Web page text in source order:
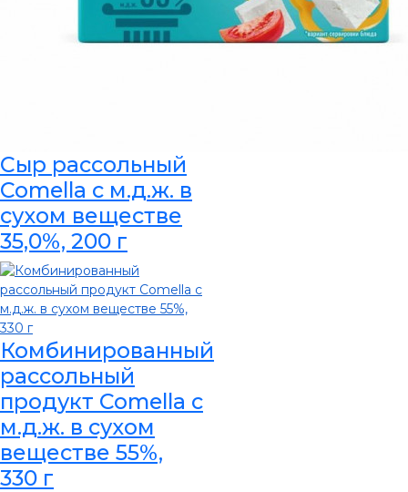
Сыр рассольный
Comella с м.д.ж. в
сухом веществе
35,0%, 200 г
Комбинированный
рассольный
продукт Comella с
м.д.ж. в сухом
веществе 55%,
330 г